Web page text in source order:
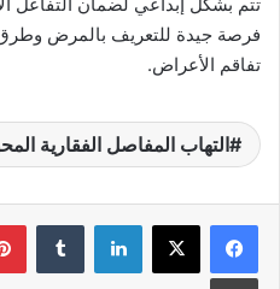
فرصة جيدة للتعريف بالمرض وطرق
تفاقم الأعراض.
التهاب المفاصل الفقارية
لينكدإن
طباعة